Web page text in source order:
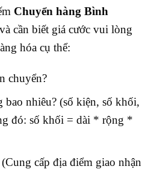
Chuyển hàng Bình
và cần biết giá cước vui lòng
hóa cụ thể:
chuyển?
nhiêu? (số kiện, số khối,
đó: số khối = dài * rộng *
cấp địa điểm giao nhận